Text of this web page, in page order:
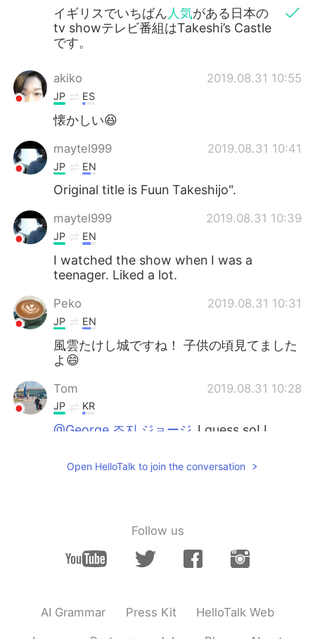
イギリスでいちばん 人気がある日本の
tv showテレビ番組はTakeshi’s Castle
です。
akiko 2019.08.31 10:55
JP ES
懐かしい😆
maytel999 2019.08.31 10:41
JP EN
Original title is Fuun Takeshijo".
maytel999 2019.08.31 10:39
JP EN
I watched the show when I was a
teenager. Liked a lot.
Peko 2019.08.31 10:31
JP EN
風雲たけし城ですね！ 子供の頃見てました
よ😄
Tom 2019.08.31 10:28
JP KR
@George 조지 ジョージ I guess so! I
George 조지 ジョージ 2019.08.31 10:25
EN JP
George 조지 ジョージ 2019.08.31 10:21
Open HelloTalk to join the conversation
Follow us
AI Grammar Press Kit HelloTalk Web